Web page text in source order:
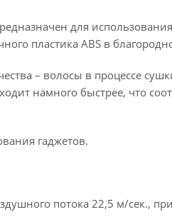
для
пластика ABS в
– волосы в процессе
намного быстрее, что
гаджетов.
потока 22,5 м/сек.,